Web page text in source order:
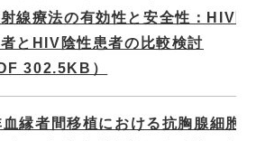
線療法の有効性と安全性：HIV陽
とHIV陰性患者の比較検討
302.5KB）
血縁者間移植における抗胸腺細胞